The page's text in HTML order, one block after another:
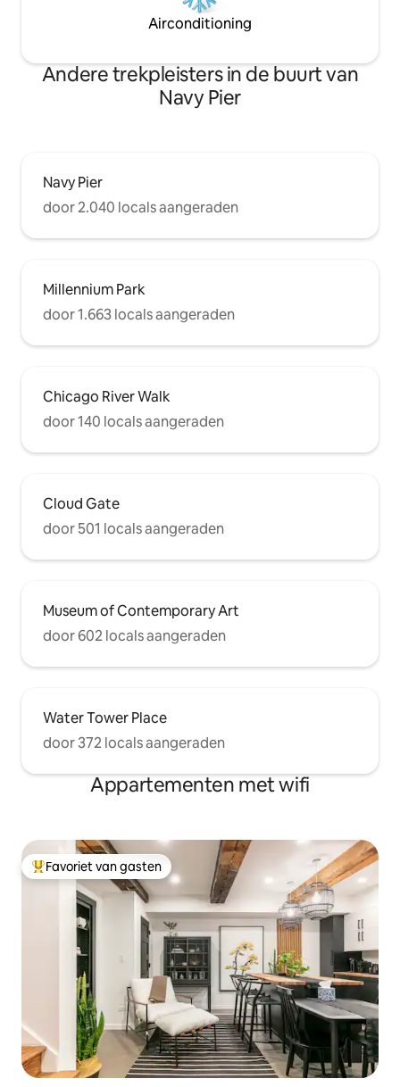
Airconditioning
Andere trekpleisters in de buurt van
Navy Pier
Navy Pier
door 2.040 locals aangeraden
Millennium Park
door 1.663 locals aangeraden
Chicago River Walk
door 140 locals aangeraden
Cloud Gate
door 501 locals aangeraden
Museum of Contemporary Art
door 602 locals aangeraden
Water Tower Place
door 372 locals aangeraden
Appartementen met wifi
Topfavoriet van gasten
Favoriet van gasten